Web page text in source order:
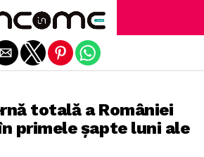
totală a României
primele şapte luni ale
mobile version